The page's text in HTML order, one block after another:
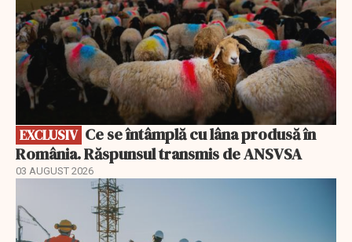
EXCLUSIV
România. Răspunsul transmis de ANSVSA
03 AUGUST 2026